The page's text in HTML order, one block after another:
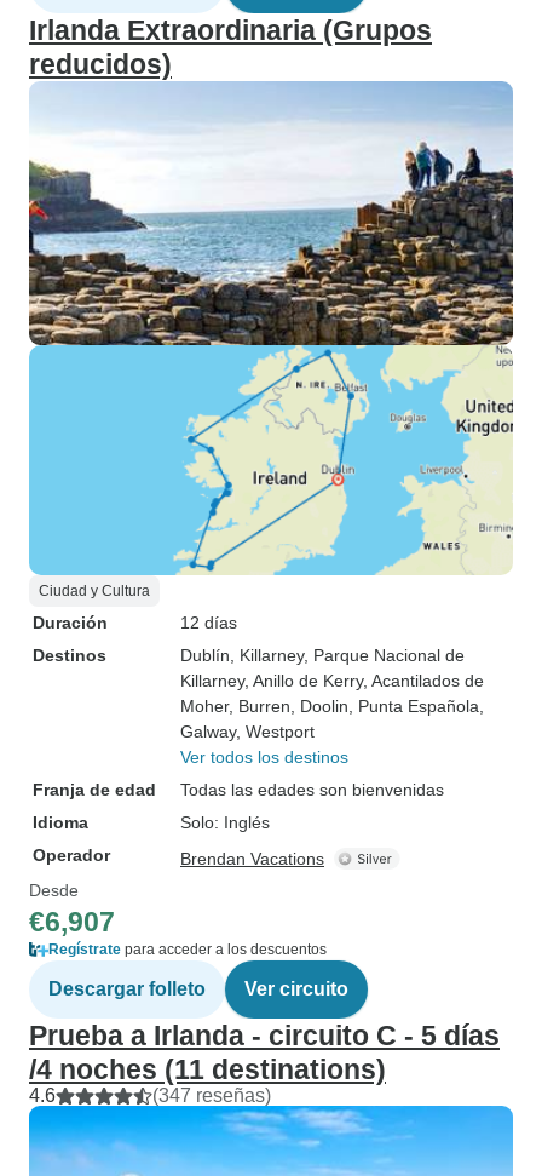
Irlanda Extraordinaria (Grupos
reducidos)
Ciudad y Cultura
Duración
12 días
Destinos
Dublín , Killarney, Parque Nacional de
Killarney, Anillo de Kerry, Acantilados de
Moher, Burren , Doolin , Punta Española
Galway, Westport
Ver todos los destinos
Franja de edad
Todas las edades son bienvenidas
Idioma
Solo: Inglés
Operador
Brendan Vacations
Desde
€6,907
Regístrate para acceder a los descuentos
Descargar folleto Ver circuito
Prueba a Irlanda - circuito C - 5 días
/4 noches (11 destinations)
4.6 (347 reseñas)